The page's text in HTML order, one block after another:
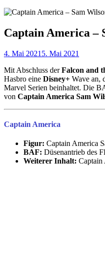
Captain America –
4. Mai 2021 5. Mai 2021
Mit Abschluss derFalcon and
Hasbro eine Disney+ Wave an,
Marvel Serien beinhaltet. Die
von Captain America Sam
Captain America
Figur: Captain America
BAF: Düsenantrieb des
Weiterer Inhalt: Captain